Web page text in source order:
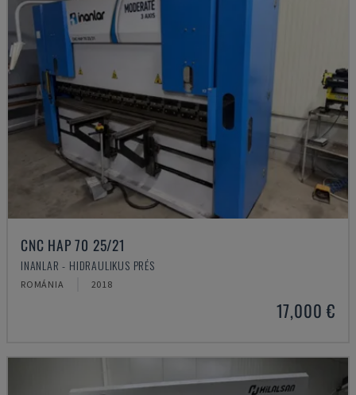
CNC HAP 70 25/21
INANLAR - HIDRAULIKUS PRÉS
ROMÁNIA 2018
17,000 €